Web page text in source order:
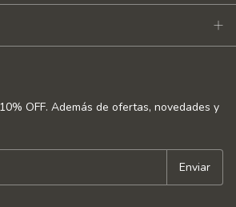
OFF. Además de ofertas, novedades y